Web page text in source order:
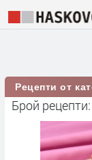
Рецепти от
Брой